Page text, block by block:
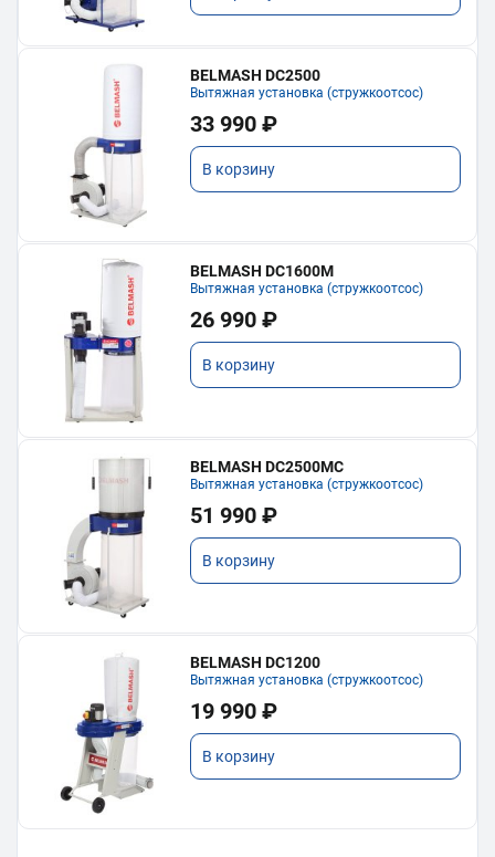
BELMASH DC2500
Вытяжная установка (стружкоотсос)
33 990 ₽
В корзину
BELMASH DC1600M
Вытяжная установка (стружкоотсос)
26 990 ₽
В корзину
BELMASH DC2500MC
Вытяжная установка (стружкоотсос)
51 990 ₽
В корзину
BELMASH DC1200
Вытяжная установка (стружкоотсос)
19 990 ₽
В корзину